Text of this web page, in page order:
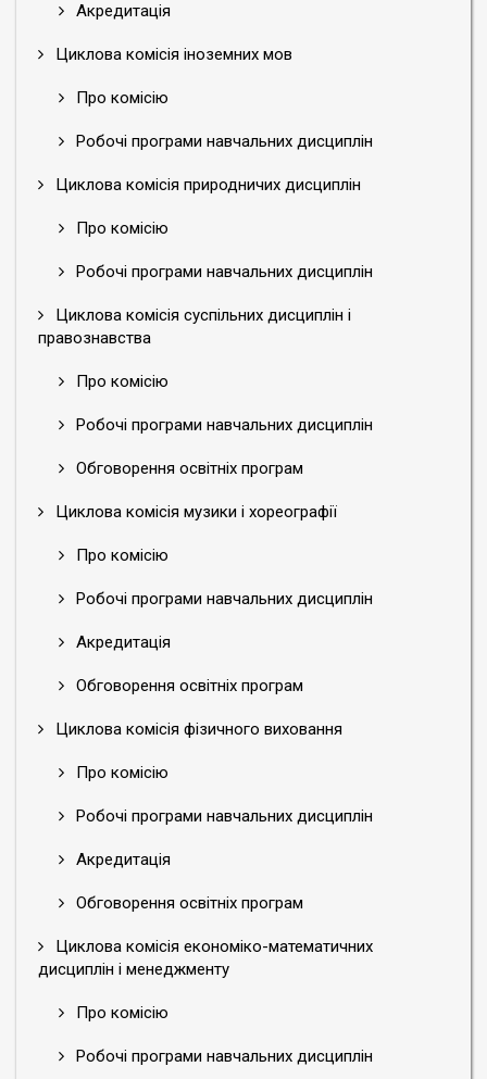
Акредитація
Циклова комісія іноземних мов
Про комісію
Робочі програми навчальних дисциплін
Циклова комісія природничих дисциплін
Про комісію
Робочі програми навчальних дисциплін
Циклова комісія суспільних дисциплін і
правознавства
Про комісію
Робочі програми навчальних дисциплін
Обговорення освітніх програм
Циклова комісія музики і хореографії
Про комісію
Робочі програми навчальних дисциплін
Акредитація
Обговорення освітніх програм
Циклова комісія фізичного виховання
Про комісію
Робочі програми навчальних дисциплін
Акредитація
Обговорення освітніх програм
Циклова комісія економіко-математичних
дисциплін і менеджменту
Про комісію
Робочі програми навчальних дисциплін